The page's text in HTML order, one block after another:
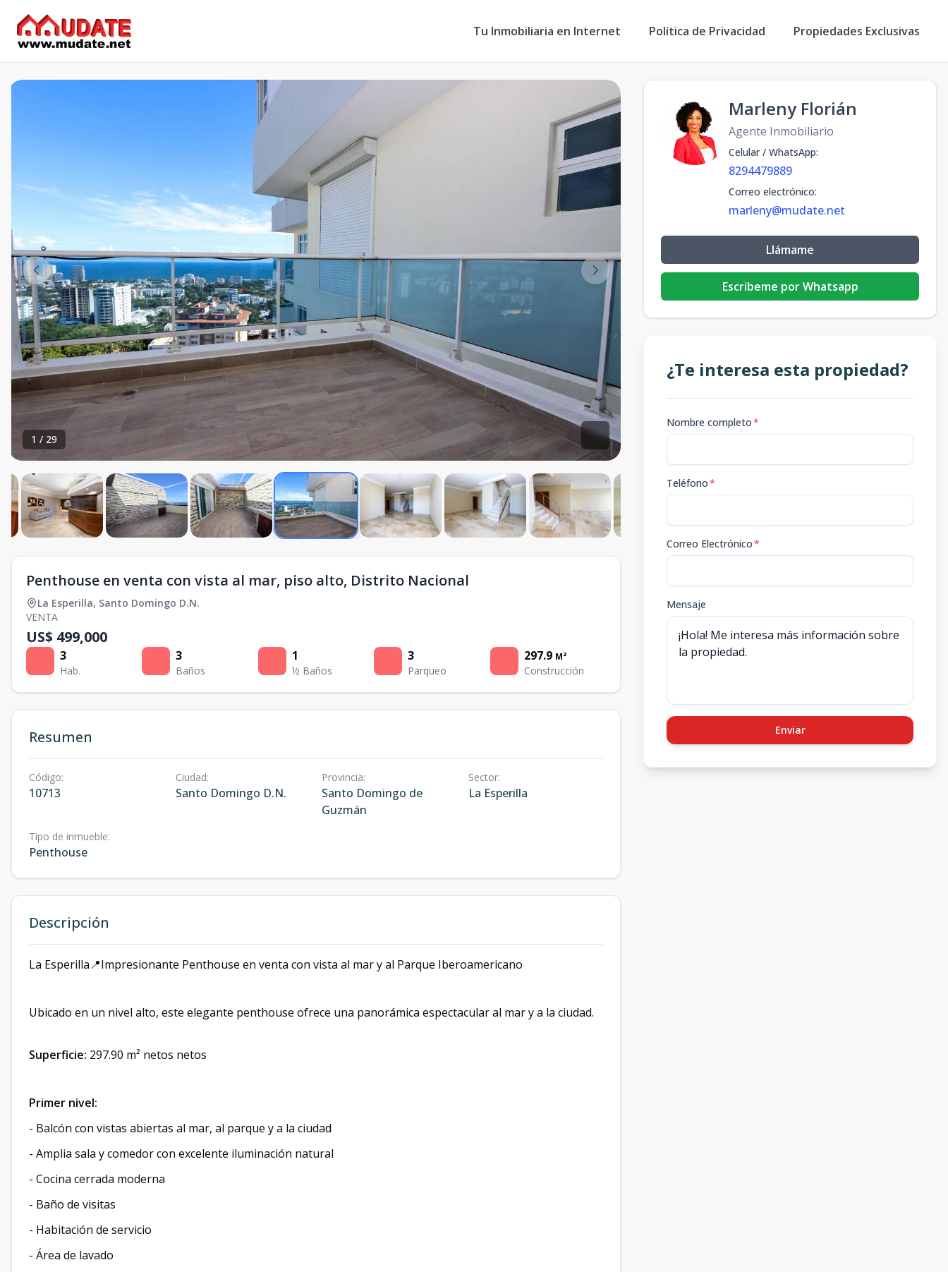
Tu Inmobiliaria en Internet Política de Privacidad Propiedades Exclusivas
1 / 29
Penthouse en venta con vista al mar, piso alto, Distrito Nacional
La Esperilla, Santo Domingo D.N.
VENTA
US$ 499,000
3
Hab.
3
Baños
1
½ Baños
3
Parqueo
297.9 M²
Construcción
Resumen
Código:
10713
Ciudad:
Santo Domingo D.N.
Provincia:
Santo Domingo de
Guzmán
Sector:
La Esperilla
Tipo de inmueble:
Penthouse
Descripción
La Esperilla📍Impresionante Penthouse en venta con vista al mar y al Parque Iberoamericano
Ubicado en un nivel alto, este elegante penthouse ofrece una panorámica espectacular al mar y a la ciudad.
Superficie: 297.90 m² netos netos
Primer nivel:
- Balcón con vistas abiertas al mar, al parque y a la ciudad
- Amplia sala y comedor con excelente iluminación natural
- Cocina cerrada moderna
- Baño de visitas
- Habitación de servicio
- Área de lavado
Marleny Florián
Agente Inmobiliario
Celular / WhatsApp:
8294479889
Correo electrónico:
marleny@mudate.net
Llámame
Escribeme por Whatsapp
¿Te interesa esta propiedad?
Nombre completo*
Teléfono*
Correo Electrónico*
Mensaje
Enviar